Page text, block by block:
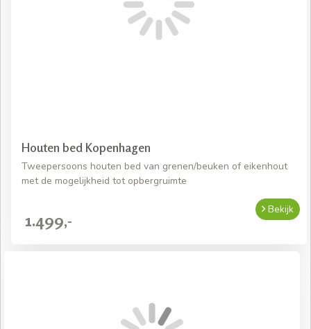
Houten bed Kopenhagen
Tweepersoons houten bed van grenen/beuken of eikenhout
met de mogelijkheid tot opbergruimte
1.499,-
Bekijk